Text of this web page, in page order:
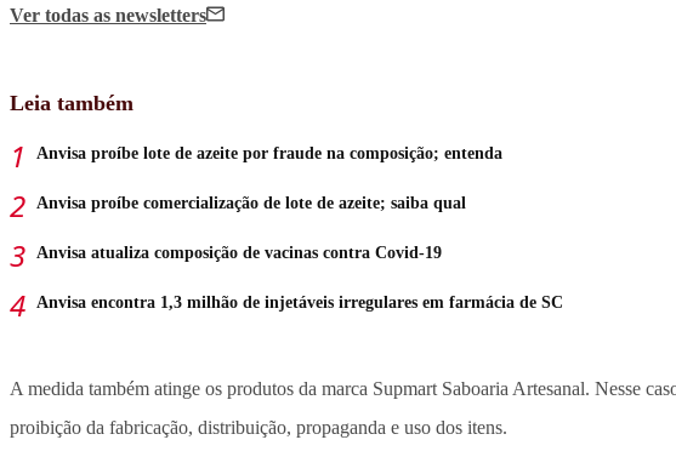
Ver todas as newsletters
Leia também
Anvisa proíbe lote de azeite por fraude na composição; entenda
Anvisa proíbe comercialização de lote de azeite; saiba qual
Anvisa atualiza composição de vacinas contra Covid-19
Anvisa encontra 1,3 milhão de injetáveis irregulares em farmácia de SC
A medida também atinge os produtos da marca Supmart Saboaria Artesanal. Nesse
proibição da fabricação, distribuição, propaganda e uso dos itens.